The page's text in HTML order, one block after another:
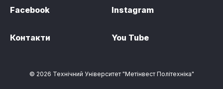
Facebook Instagram
Контакти You Tube
© 2026 Технічний Університет "Метінвест Політехніка"